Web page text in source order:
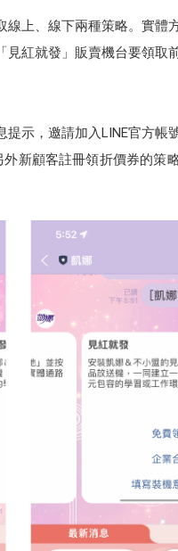
上、線下兩種策略。實體
紅就發」販賣機台要領取
示，邀請加入LINE官方帳
新顧客註冊領折價券的策